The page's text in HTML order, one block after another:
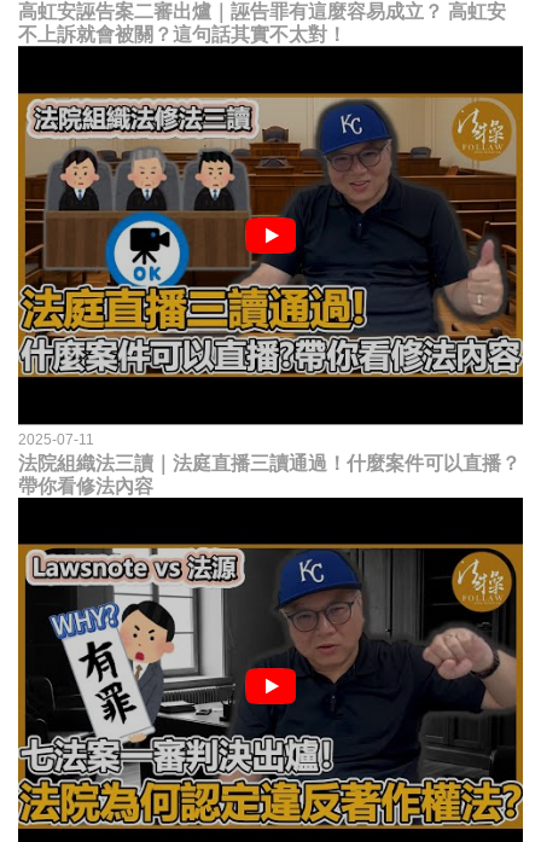
高虹安誣告案二審出爐｜誣告罪有這麼容易成立？ 高虹安
不上訴就會被關？這句話其實不太對！
2025-07-11
法院組織法三讀｜法庭直播三讀通過！什麼案件可以直播？
帶你看修法內容